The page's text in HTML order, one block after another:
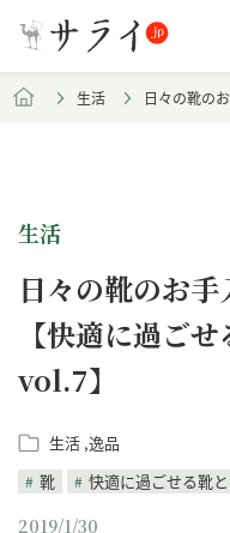
生活 日々の靴の
生活
日々の靴のお手
【快適に過ご
vol.7】
生活 逸品
靴
快適に過ごせる靴
2019/1/30